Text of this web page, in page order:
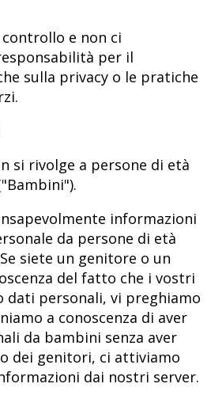
e non ci
per il
sulla privacy o le pratiche
si rivolge a persone di età
informazioni
da persone di età
siete un genitore o un
del fatto che i vostri
personali, vi preghiamo
a conoscenza di aver
da bambini senza aver
dei genitori, ci attiviamo
dai nostri server.